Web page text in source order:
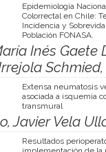
Epidemiología
Colorrectal en Chile:
Incidencia y
Población FONASA.
Inés Gaete
Extensa neumatosis
asociada a isquemia
transmural
Javier Vela
Resultados